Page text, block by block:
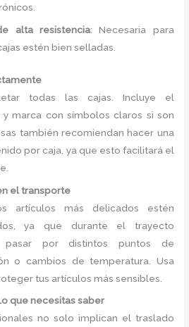
alta resistencia: Necesaria para
estén bien selladas.
todas las cajas. Incluye el
marca con símbolos claros si son
también recomiendan hacer una
por caja, ya que esto facilitará el
el transporte
artículos más delicados estén
ya que durante el trayecto
pasar por distintos puntos de
o cambios de temperatura. Usa
tus artículos más sensibles.
que necesitas saber
no solo implican el traslado